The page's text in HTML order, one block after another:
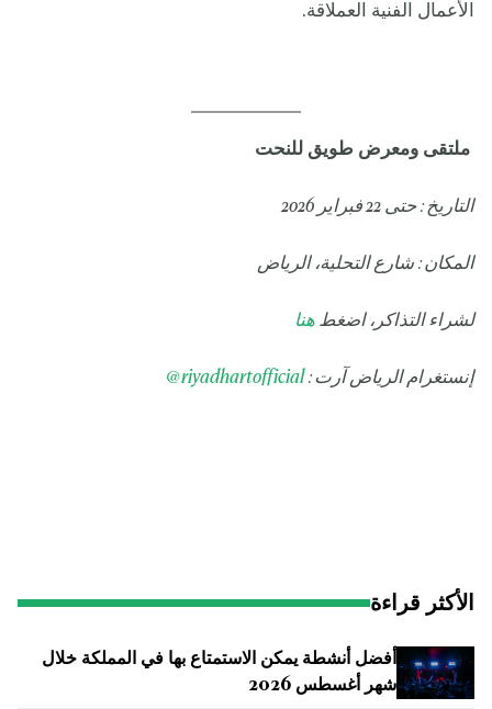
الأعمال الفنية العملاقة.
ملتقى ومعرض طويق للنحت
التاريخ: حتى 22 فبراير 2026
المكان: شارع التحلية، الرياض
لشراء التذاكر، اضغط هنا
إنستغرام الرياض آرت: riyadhartofficial
@
الأكثر قراءة
أفضل أنشطة يمكن الاستمتاع بها في المملكة خلال
شهر أغسطس 2026